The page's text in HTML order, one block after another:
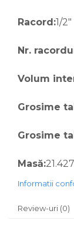
Racord:1/
Nr.
Volum
Grosime
Grosime
Masă:
Informatii
Review-uri (0)